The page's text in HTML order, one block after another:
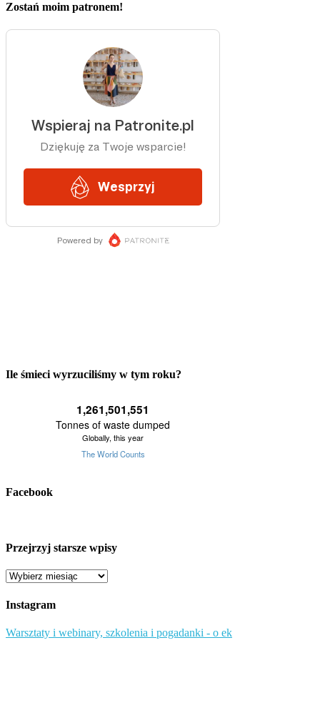
Zostań moim patronem!
Ile śmieci wyrzuciliśmy w tym roku?
Facebook
Przejrzyj starsze wpisy
Przejrzyj
wpisy
Instagram
Warsztaty i webinary, szkolenia i pogadanki - o ek